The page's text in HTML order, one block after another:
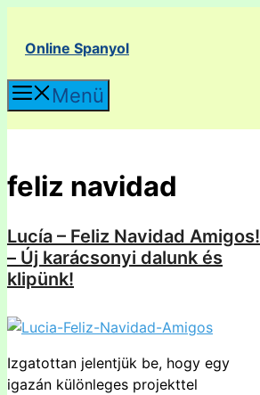
tartalomba
Online Spanyol
Menü
feliz navidad
Lucía – Feliz Navidad Amigos!
– Új karácsonyi dalunk és
klipünk!
Izgatottan jelentjük be, hogy egy
igazán különleges projekttel